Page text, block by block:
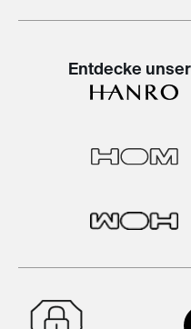
Entdecke